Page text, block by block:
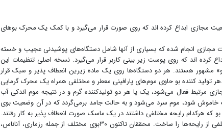
مجازی ابداع کرده اند که روی صورت قرار می‌گیرد و با کمک یک محرک بوهای
مجازی انجام شده که بسیاری از آنها شامل دستگاه‌های پوشیدنی عجیب و خسته
اند که روی پوست زیر بینی کاربر قرار می‌گیرد. نسخه اصلی تنظیمات این
مشهور هستند. هر دو دستگاه‌ها روی یک ماده زیرین انعطاف پذیر و سبک قرار
تولید کننده بو حاوی موم‌های پارافینی معطر و مختلفی همراه یک محرک گرمایی
فعال می‌شود، یک یا هر دو تولیدکننده گرم و در نتیجه موم اندکی آب
خاموش شود، موم سرد می‌شود و به حالت جامد برمی‌گردد که در آن وضعیت بوی
در نسخه پیچیده‌تر سیستم در کل ۹تولیدکننده بو که هرکدام رایحه مختلفی داشتند در یک ماسک صورت انعطاف پذیر به کار رفتند.
با کمک چنین ترفندی می‌توان صدها ترکیب و در نتیجه طیف مختلفی از رایحه‌ها را ساخت. محققان تاکنون ۳۰بوی مختلف از جمله رزماری، آناناس،